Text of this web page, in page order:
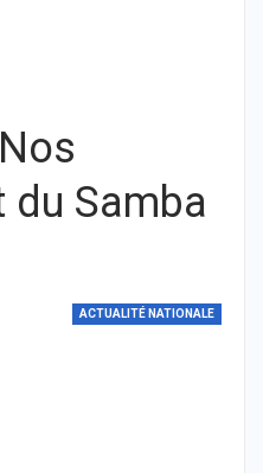
Samba
ACTUALITÉ NATIONALE